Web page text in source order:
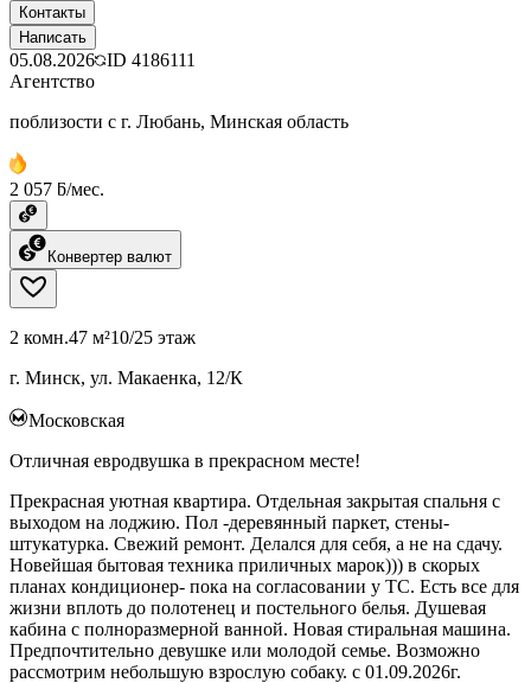
Контакты
Написать
05.08.2026 ID 4186111
Агентство
поблизости с г. Любань, Минская область
2 057 ƃ/мес.
Конвертер валют
2 комн.47 м²10/25 этаж
г. Минск, ул. Макаенка, 12/К
Московская
Отличная евродвушка в прекрасном месте!
Прекрасная уютная квартира. Отдельная закрытая спальня с
выходом на лоджию. Пол -деревянный паркет, стены-
штукатурка. Свежий ремонт. Делался для себя, а не на сдачу.
Новейшая бытовая техника приличных марок))) в скорых
планах кондиционер- пока на согласовании у ТС. Есть все для
жизни вплоть до полотенец и постельного белья. Душевая
кабина с полноразмерной ванной. Новая стиральная машина.
Предпочтительно девушке или молодой семье. Возможно
рассмотрим небольшую взрослую собаку. с 01.09.2026г.